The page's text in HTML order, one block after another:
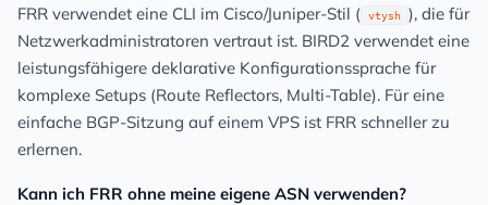
FRR verwendet eine CLI im Cisco/Juniper-Stil ( vtysh ), die für
Netzwerkadministratoren vertraut ist. BIRD2 verwendet eine
leistungsfähigere deklarative Konfigurationssprache für
komplexe Setups (Route Reflectors, Multi-Table). Für eine
einfache BGP-Sitzung auf einem VPS ist FRR schneller zu
erlernen.
Kann ich FRR ohne meine eigene ASN verwenden?